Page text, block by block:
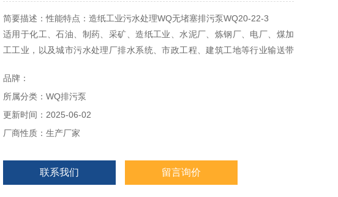
简要描述：性能特点：造纸工业污水处理WQ无堵塞排污泵WQ20-22-3
适用于化工、石油、制药、采矿、造纸工业、水泥厂、炼钢厂、电厂、煤加
工工业，以及城市污水处理厂排水系统、市政工程、建筑工地等行业输送带
品牌：
所属分类：WQ排污泵
更新时间：2025-06-02
厂商性质：生产厂家
联系我们 留言询价